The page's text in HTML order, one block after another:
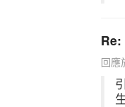
Re:
回應